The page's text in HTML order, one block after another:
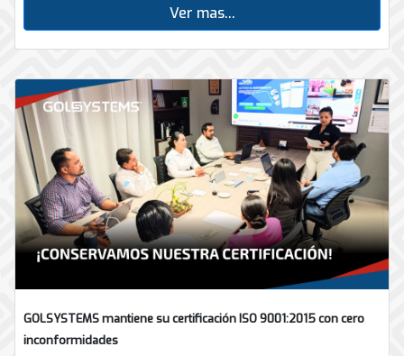
Ver mas...
GOLSYSTEMS mantiene su certificación ISO 9001:2015 con cero
inconformidades